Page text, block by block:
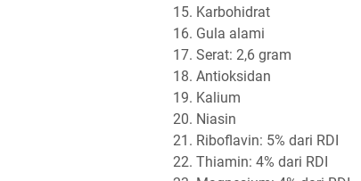
Karbohidrat
Gula alami
Serat: 2,6 gram
Antioksidan
Kalium
Niasin
Riboflavin: 5% dari RDI
Thiamin: 4% dari RDI